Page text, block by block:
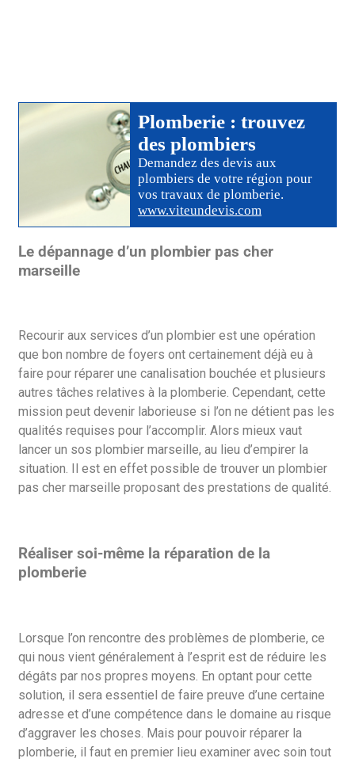
Plomberie : trouvez
des plombiers
Demandez des devis aux
plombiers de votre région pour
vos travaux de plomberie.
www.viteundevis.com
Le dépannage d’un plombier pas cher
marseille
Recourir aux services d’un plombier est une opération
que bon nombre de foyers ont certainement déjà eu à
faire pour réparer une canalisation bouchée et plusieurs
autres tâches relatives à la plomberie. Cependant, cette
mission peut devenir laborieuse si l’on ne détient pas les
qualités requises pour l’accomplir. Alors mieux vaut
lancer un sos plombier marseille, au lieu d’empirer la
situation. Il est en effet possible de trouver un plombier
pas cher marseille proposant des prestations de qualité.
Réaliser soi-même la réparation de la
plomberie
Lorsque l’on rencontre des problèmes de plomberie, ce
qui nous vient généralement à l’esprit est de réduire les
dégâts par nos propres moyens. En optant pour cette
solution, il sera essentiel de faire preuve d’une certaine
adresse et d’une compétence dans le domaine au risque
d’aggraver les choses. Mais pour pouvoir réparer la
plomberie, il faut en premier lieu examiner avec soin tout